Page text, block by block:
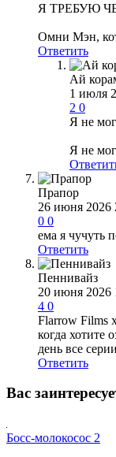
Я ТРЕБУЮ
Омни Мэн,
Ответить
Ай
1 июля
2 0
Я не
Я не
Прапор
26 июня 2026
0 0
ема я чучуть
Ответить
Пеннивайз
20 июня 2026
4 0
Flarrow Films
когда хотите
день все
Ответить
Вас
Босс-молокосос 2